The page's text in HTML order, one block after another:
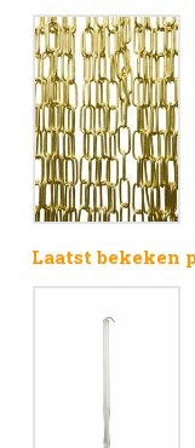
Laatst bekeken